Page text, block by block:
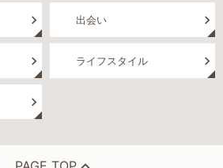
出会い
ライフスタイル